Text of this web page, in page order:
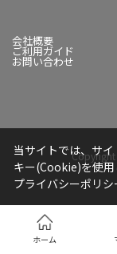
ホーム
会社概要
ご利用ガイド
お問い合わせ
Copyright
当サイトでは、サ
キー(Cookie)を使
プライバシーポリシ